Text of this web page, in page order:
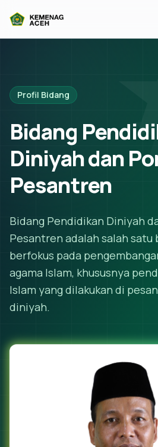
Profil Bidang
Bidang
Diniyah dan
Pesantren
Bidang Pendidikan Diniyah
Pesantren adalah salah satu
berfokus pada
agama Islam, khususnya
Islam yang dilakukan di
diniyah.